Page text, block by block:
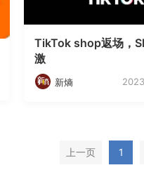
TikTok shop返场，
激
新熵
上一页 1